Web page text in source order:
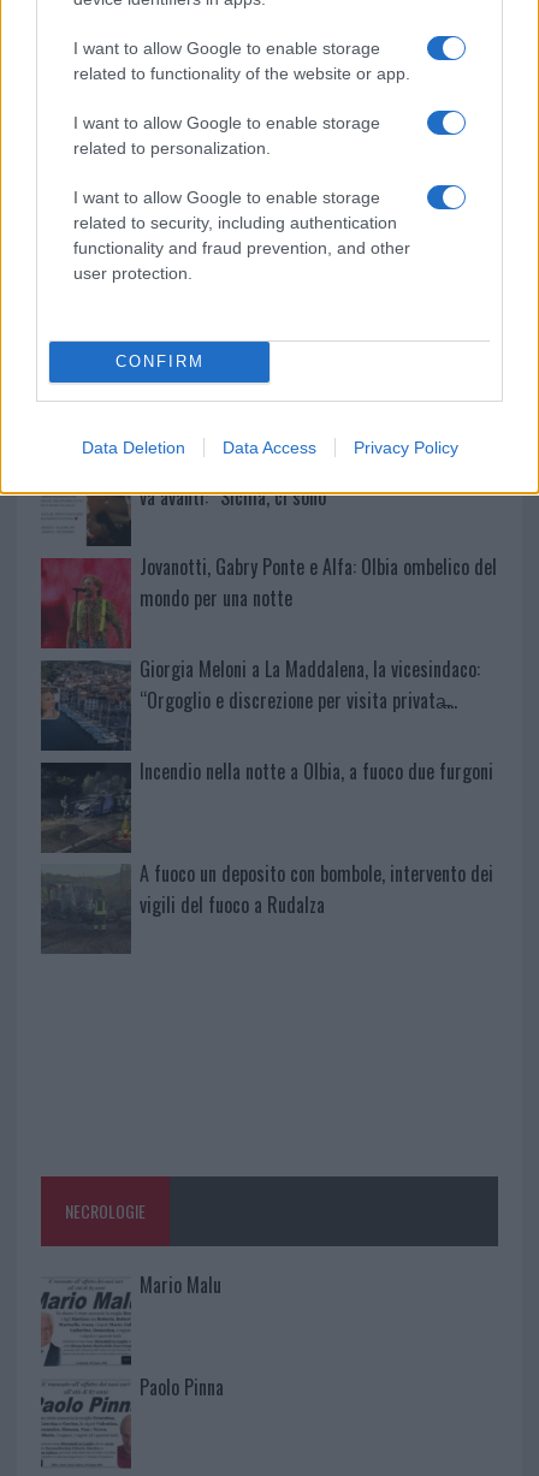
I want to allow Google to enable storage
related to functionality of the website or app.
I want to allow Google to enable storage
related to personalization.
I want to allow Google to enable storage
related to security, including authentication
functionality and fraud prevention, and other
user protection.
CONFIRM
Data Deletion Data Access Privacy Policy
a
ce
b
o
o
k
w
it
te
r
n
te
re
st
h
at
s
A
p
p
a
re
Articolo precedente
Prossimo articolo
NOTIZIE RECENTI
Sangue, musica e solidarietà con Avis Olbia al
Meteo Olbia 9 agosto, temperature in calo
Salmo finisce in ospedale a Catania, ma il tour
va avanti: “Sicilia, ci sono”
Jovanotti, Gabry Ponte e Alfa: Olbia ombelico del
mondo per una notte
Giorgia Meloni a La Maddalena, la vicesindaco:
“Orgoglio e discrezione per visita privata̶…
Incendio nella notte a Olbia, a fuoco due furgoni
A fuoco un deposito con bombole, intervento dei
vigili del fuoco a Rudalza
NECROLOGIE
Mario Malu
Paolo Pinna